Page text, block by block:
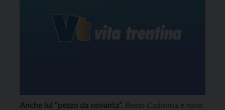
Anche lui “pezzo da novanta”. Remo Cadonna è nato